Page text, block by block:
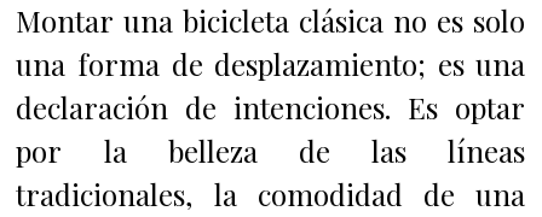
Montar una bicicleta clásica no es solo
una forma de desplazamiento; es una
declaración de intenciones. Es optar
por la belleza de las líneas
tradicionales, la comodidad de una